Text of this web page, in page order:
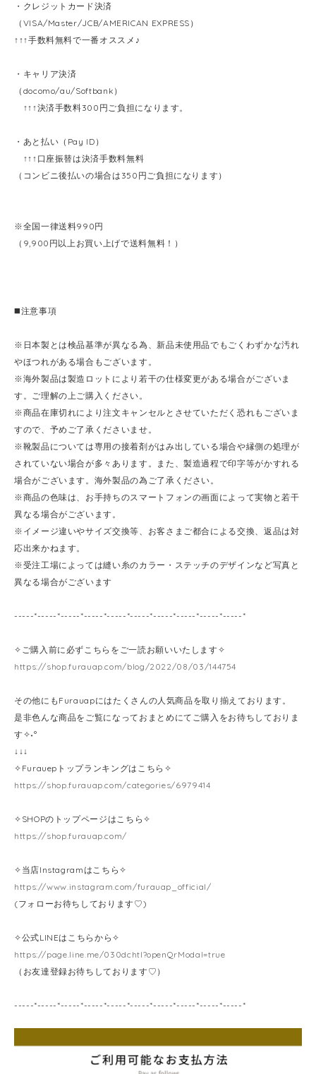
・クレジットカード決済
（VISA/Master/JCB/AMERICAN EXPRESS）
↑↑↑手数料無料で一番オススメ♪
・キャリア決済
（docomo/au/Softbank）
↑↑↑決済手数料300円ご負担になります。
・あと払い（Pay ID）
↑↑↑口座振替は決済手数料無料
（コンビニ後払いの場合は350円ご負担になります）
※全国一律送料990円
（9,900円以上お買い上げで送料無料！）
◼️注意事項
※日本製とは検品基準が異なる為、新品未使用品でもごくわずかな汚れ
やほつれがある場合もございます。
※海外製品は製造ロットにより若干の仕様変更がある場合がございま
す。ご理解の上ご購入ください。
※商品在庫切れにより注文キャンセルとさせていただく恐れもございま
すので、予めご了承くださいませ。
※靴製品については専用の接着剤がはみ出している場合や縁側の処理が
されていない場合が多々あります。また、製造過程で印字等がかすれる
場合がございます。海外製品の為ご了承ください。
※商品の色味は、お手持ちのスマートフォンの画面によって実物と若干
異なる場合がございます。
※イメージ違いやサイズ交換等、お客さまご都合による交換、返品は対
応出来かねます。
※受注工場によっては縫い糸のカラー・ステッチのデザインなど写真と
異なる場合がございます
-----*-----*-----*-----*-----*-----*-----*-----*-----*-----*
✧ご購入前に必ずこちらをご一読お願いいたします✧
https://shop.furauap.com/blog/2022/08/03/144754
その他にもFurauapにはたくさんの人気商品を取り揃えております。
是非色んな商品をご覧になっておまとめにてご購入をお待ちしておりま
す✧˖°
↓↓↓
✧Furauepトップランキングはこちら✧
https://shop.furauap.com/categories/6979414
✧SHOPのトップページはこちら✧
https://shop.furauap.com/
✧当店Instagramはこちら✧
https://www.instagram.com/furauap_official/
(フォローお待ちしております♡)
✧公式LINEはこちらから✧
https://page.line.me/030dchtl?openQrModal=true
（お友達登録お待ちしております♡）
-----*-----*-----*-----*-----*-----*-----*-----*-----*-----*